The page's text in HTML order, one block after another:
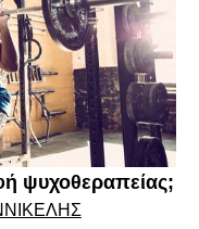
ψυχοθεραπείας;